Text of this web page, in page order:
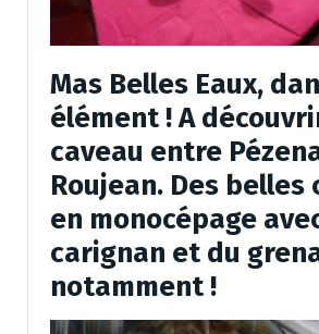
Mas Belles Eaux,
élément ! A
caveau entre
Roujean. Des belles
en monocépage
carignan et du
notamment !